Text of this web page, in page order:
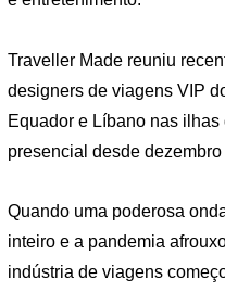
Traveller Made reuniu
designers de viagens VIP
Equador e Líbano nas
presencial desde dezembro
Quando uma poderosa
inteiro e a pandemia
indústria de viagens